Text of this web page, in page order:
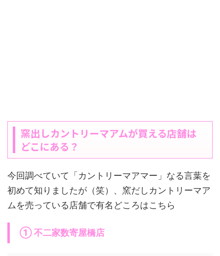
窯出しカントリーマアムが買える店舗は
どこにある？
今回調べていて「カントリーマアマー」なる言葉を
初めて知りましたが（笑）、窯だしカントリーマア
ムを売っている店舗で有名どころはこちら
① 不二家数寄屋橋店